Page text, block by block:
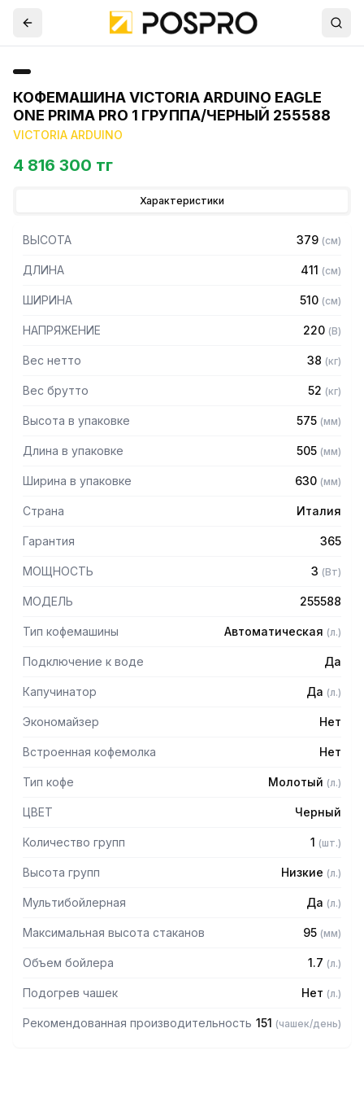
КОФЕМАШИНА VICTORIA ARDUINO EAGLE
ONE PRIMA PRO 1 ГРУППА/ЧЕРНЫЙ 255588
VICTORIA ARDUINO
4 816 300 тг
Характеристики
ВЫСОТА 379 (см)
ДЛИНА 411 (см)
ШИРИНА 510 (см)
НАПРЯЖЕНИЕ 220 (В)
Вес нетто 38 (кг)
Вес брутто 52 (кг)
Высота в упаковке 575 (мм)
Длина в упаковке 505 (мм)
Ширина в упаковке 630 (мм)
Страна Италия
Гарантия 365
МОЩНОСТЬ 3 (Вт)
МОДЕЛЬ 255588
Тип кофемашины Автоматическая (л.)
Подключение к воде Да
Капучинатор Да (л.)
Экономайзер Нет
Встроенная кофемолка Нет
Тип кофе Молотый (л.)
ЦВЕТ Черный
Количество групп 1 (шт.)
Высота групп Низкие (л.)
Мультибойлерная Да (л.)
Максимальная высота стаканов 95 (мм)
Объем бойлера 1.7 (л.)
Подогрев чашек Нет (л.)
Рекомендованная производительность 151 (чашек/день)